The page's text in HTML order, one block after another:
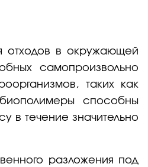
отходов в окружающей
самопроизвольно
таких как
способны
в течение значительно
разложения под